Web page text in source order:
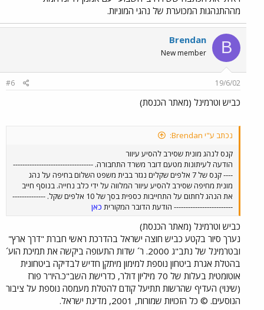
מההתנהגות המכוערת של נהגי המוניות.
B
Brendan
New member
19/6/02
#6
כביש וטרמינל (מאתר הכנסת)
נכתב ע"י Brendan:
קנס לנהג מונית שסירב להסיע עיוור
הודעה לעיתונות מטעם דובר משרד התחבורה. ----------------------------------
---- קנס של 7 אלפים שקלים נגזר בבית משפט השלום בחיפה על נהג
מונית מחיפה שסירב להסיע עיוור המלווה על ידי כלב נחייה. בנוסף חייב
את הנהג לחתום על התחייבות כספית בסך של 10 אלפים שקל. --------------
------------------------- הודעת הדובר המקורית כאן
כביש וטרמינל (מאתר הכנסת)
נערך סיור בקטע כביש חוצה ישראל בהדרכת ראשי חברת "דרך ארץ"
ובטרמינל של נתב"ג ‎2000. ר´ שדות התעופה ביקשה את תמיכת הוע´
בהטלת אגרת ביטחון נוספת למימון מיתקן חדיש לבדיקה ביטחונית
אוטומטית בעלות של ‎70 מיליון דולר, כדרישת השב"כ.היו"ר פורז
(שינוי) העדיף שהרשות תתיעל קודם להטלת מעמסה נוספת על ציבור
הנוסעים. © כל הזכויות שמורות, 2001, מדינת ישראל.